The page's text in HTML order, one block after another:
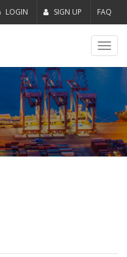
LOGIN SIGN UP FAQ